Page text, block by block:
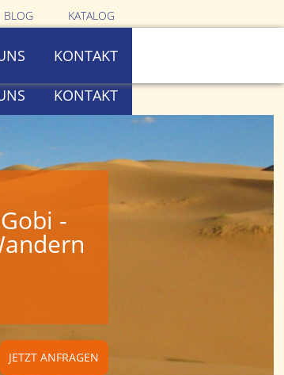
BLOG KATALOG
KONTAKT
KONTAKT
-
JETZT ANFRAGEN